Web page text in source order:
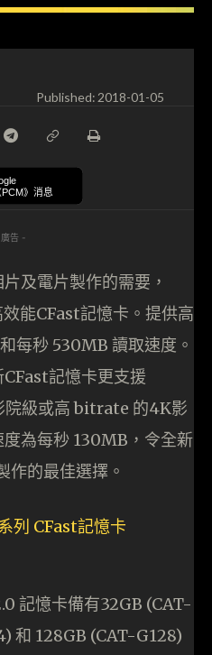
Published:2018-01-05
》消息
告 -
及電片製作的需要，
能CFast記憶卡。提供高
每秒 530MB 讀取速度。
記憶卡更支援
院級或高 bitrate 的4K影
為每秒 130MB，令全新
作的最佳選擇。
記憶卡備有32GB (CAT-
和 128GB (CAT-G128)